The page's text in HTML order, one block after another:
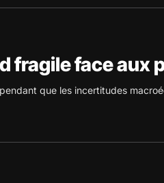
fragile face
que les incertitudes